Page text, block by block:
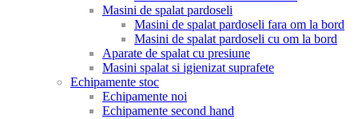
Masini de spalat pardoseli
Masini de spalat pardoseli fara om la bord
Masini de spalat pardoseli cu om la bord
Aparate de spalat cu presiune
Masini spalat si igienizat suprafete
Echipamente stoc
Echipamente noi
Echipamente second hand